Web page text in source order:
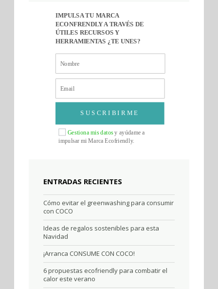
IMPULSA TU MARCA
ECONFRENDLY A TRAVÉS DE
ÚTILES RECURSOS Y
HERRAMIENTAS ¿TE UNES?
Gestiona mis datosy ayúdame a
impulsar mi Marca Ecofriendly.
SUSCRIBIRME
ENTRADAS RECIENTES
Cómo evitar el greenwashing para consumir
con COCO
Ideas de regalos sostenibles para esta
Navidad
¡Arranca CONSUME CON COCO!
6 propuestas ecofriendly para combatir el
calor este verano